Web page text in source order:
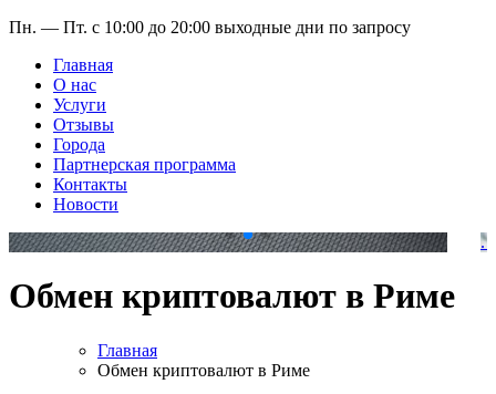
Пн. — Пт. с 10:00 до 20:00 выходные дни по запросу
Главная
О нас
Услуги
Отзывы
Города
Партнерская программа
Контакты
Новости
. .
Обмен криптовалют в Риме
Главная
Обмен криптовалют в Риме